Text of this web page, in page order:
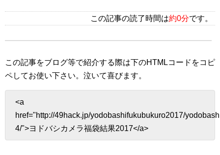
この記事の読了時間は約0分です。
この記事をブログ等で紹介する際は下のHTMLコードをコピ
ペしてお使い下さい。 泣いて喜びます。
<a
href="http://49hack.jp/yodobashifukubukuro2017/
4/">ヨドバシカメラ福袋結果2017</a>